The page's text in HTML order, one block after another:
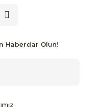
Haberdar Olun!